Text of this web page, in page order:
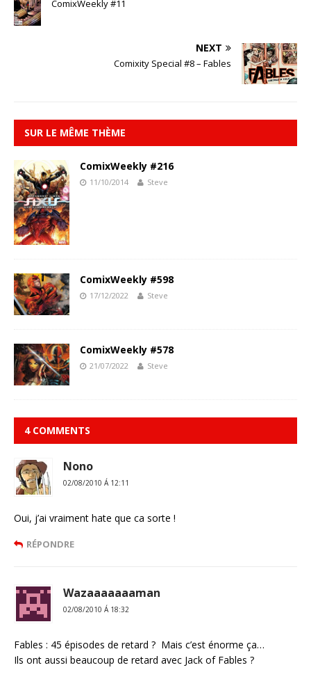
ComixWeekly #11
NEXT
Comixity Special #8 – Fables
SUR LE MÊME THÈME
ComixWeekly #216
11/10/2014 Steve
ComixWeekly #598
17/12/2022 Steve
ComixWeekly #578
21/07/2022 Steve
4 COMMENTS
Nono
02/08/2010 Á 12:11
Oui, j’ai vraiment hate que ca sorte !
RÉPONDRE
Wazaaaaaaaman
02/08/2010 Á 18:32
Fables : 45 épisodes de retard ? Mais c’est énorme ça…
Ils ont aussi beaucoup de retard avec Jack of Fables ?